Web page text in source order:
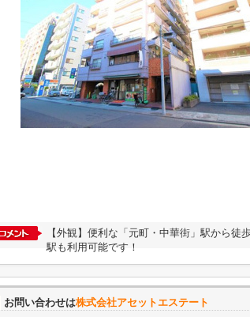
【外観】便利な「元町・中華街」駅から
駅も利用可能です！
お問い合わせは株式会社アセットエステート